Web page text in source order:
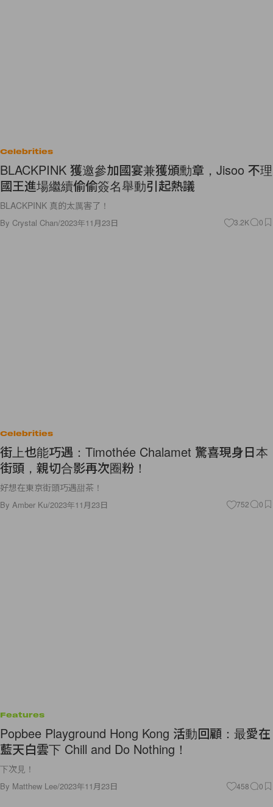
Celebrities
BLACKPINK 獲邀參加國宴兼獲頒勳章，Jisoo 不理
國王進場繼續偷偷簽名舉動引起熱議
BLACKPINK 真的太厲害了！
By Crystal Chan/2023年11月23日 3.2K 0
Celebrities
街上也能巧遇：Timothée Chalamet 驚喜現身日本
街頭，親切合影再次圈粉！
好想在東京街頭巧遇甜茶！
By Amber Ku/2023年11月23日 752 0
Features
Popbee Playground Hong Kong 活動回顧：最愛在
藍天白雲下 Chill and Do Nothing！
下次見！
By Matthew Lee/2023年11月23日 458 0